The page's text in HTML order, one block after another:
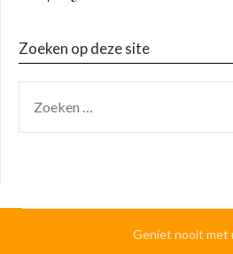
Zoeken op deze site
Geniet nooit met